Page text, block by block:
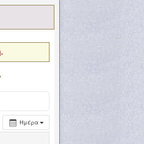
Ημέρα